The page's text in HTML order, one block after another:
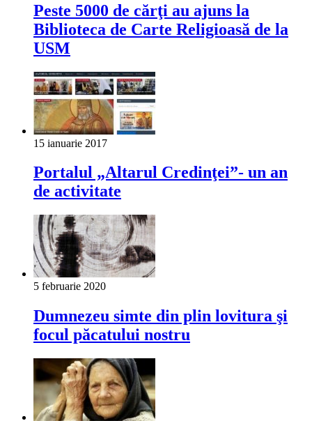
Peste 5000 de cărţi au ajuns la
Biblioteca de Carte Religioasă de la
USM
15 ianuarie 2017
Portalul „Altarul Credinţei”- un an
de activitate
5 februarie 2020
Dumnezeu simte din plin lovitura şi
focul păcatului nostru